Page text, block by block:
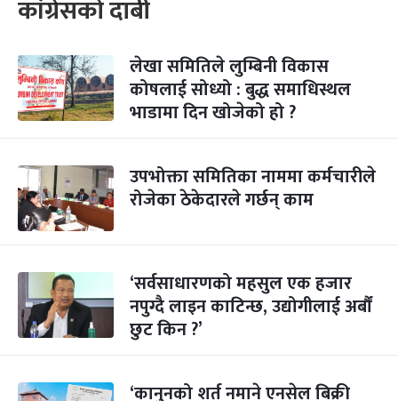
कांग्रेसको दाबी
लेखा समितिले लुम्बिनी विकास
कोषलाई सोध्यो : बुद्ध समाधिस्थल
भाडामा दिन खोजेको हो ?
उपभोक्ता समितिका नाममा कर्मचारीले
रोजेका ठेकेदारले गर्छन् काम
‘सर्वसाधारणको महसुल एक हजार
नपुग्दै लाइन काटिन्छ, उद्योगीलाई अर्बौं
छुट किन ?’
‘कानुनको शर्त नमाने एनसेल बिक्री